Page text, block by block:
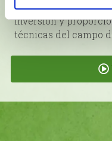
a los inversoresen
inversión y
técnicas del campo